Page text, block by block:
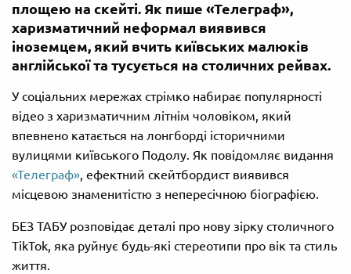
площею на скейті. Як пише «Телеграф»,
харизматичний неформал виявився
іноземцем, який вчить київських малюків
англійської та тусується на столичних рейвах.
У соціальних мережах стрімко набирає популярності
відео з харизматичним літнім чоловіком, який
впевнено катається на лонгборді історичними
вулицями київського Подолу. Як повідомляє видання
«Телеграф», ефектний скейтбордист виявився
місцевою знаменитістю з непересічною біографією.
БЕЗ ТАБУ розповідає деталі про нову зірку столичного
TikTok, яка руйнує будь-які стереотипи про вік та стиль
життя.